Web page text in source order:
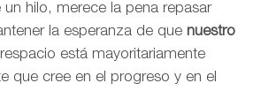
hilo, merece la pena repasar
la esperanza de que nuestro
está mayoritariamente
que cree en el progreso y en el